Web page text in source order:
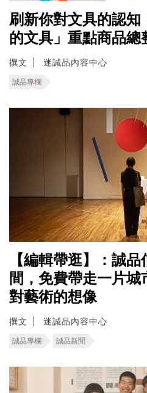
刷新你對文具的認知
的文具」重點商品總
撰文 迷誠品內容中心
誠品專欄
【編輯帶逛】：誠
間，免費帶走一片
對藝術的想像
撰文 迷誠品內容中心
誠品專欄 誠品新聞